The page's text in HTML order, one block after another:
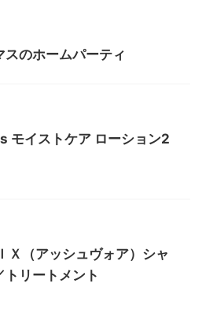
スのホームパーティ
モイストケア ローション2
Ｘ（アッシュヴォア）シャ
トリートメント